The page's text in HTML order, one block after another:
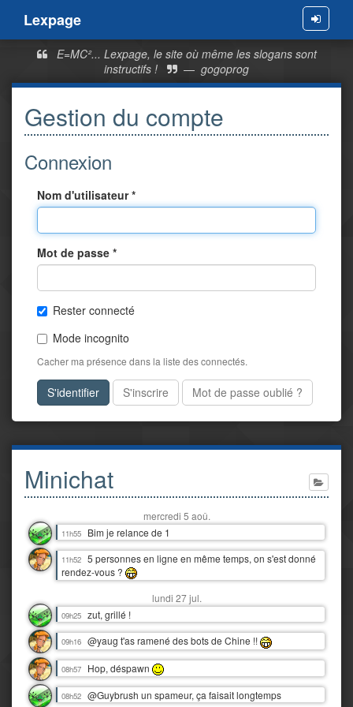
Menu
Lexpage
E=MC²... Lexpage, le site où même les slogans sont
instructifs !
— gogoprog
Gestion du compte
Connexion
Nom d'utilisateur *
Mot de passe *
Rester connecté
Mode incognito
Cacher ma présence dans la liste des connectés.
S'identifier S'inscrire Mot de passe oublié ?
Minichat
mercredi 5 aoû.
11h55 Bim je relance de 1
11h52 5 personnes en ligne en même temps, on s'est donné
rendez-vous ?
lundi 27 jul.
09h25 zut, grillé !
09h16 @yaug t'as ramené des bots de Chine !!
08h57 Hop, déspawn
08h52 @Guybrush un spameur, ça faisait longtemps